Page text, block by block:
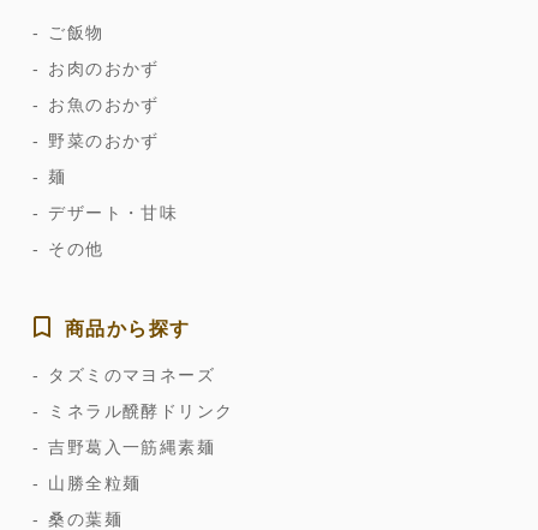
ご飯物
お肉のおかず
お魚のおかず
野菜のおかず
麺
デザート・甘味
その他
商品から探す
タズミのマヨネーズ
ミネラル醗酵ドリンク
吉野葛入一筋縄素麺
山勝全粒麺
桑の葉麺